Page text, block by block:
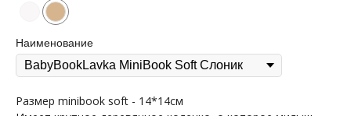
Наименование
Размер minibook soft - 14*14см